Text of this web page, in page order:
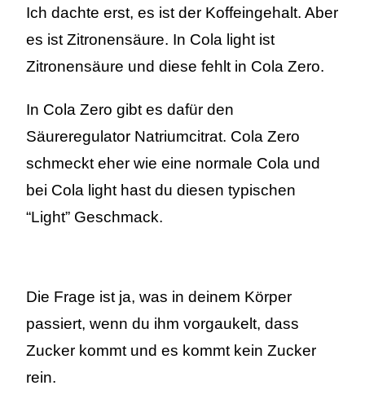
Ich dachte erst, es ist der Koffeingehalt. Aber
es ist Zitronensäure. In Cola light ist
Zitronensäure und diese fehlt in Cola Zero.
In Cola Zero gibt es dafür den
Säureregulator Natriumcitrat. Cola Zero
schmeckt eher wie eine normale Cola und
bei Cola light hast du diesen typischen
“Light” Geschmack.
Die Frage ist ja, was in deinem Körper
passiert, wenn du ihm vorgaukelt, dass
Zucker kommt und es kommt kein Zucker
rein.